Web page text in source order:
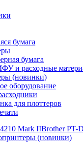
бумага
бумага
и расходные
(новинки)
оборудование
для плоттеров
Mark IIBrother PT-
(новинки)